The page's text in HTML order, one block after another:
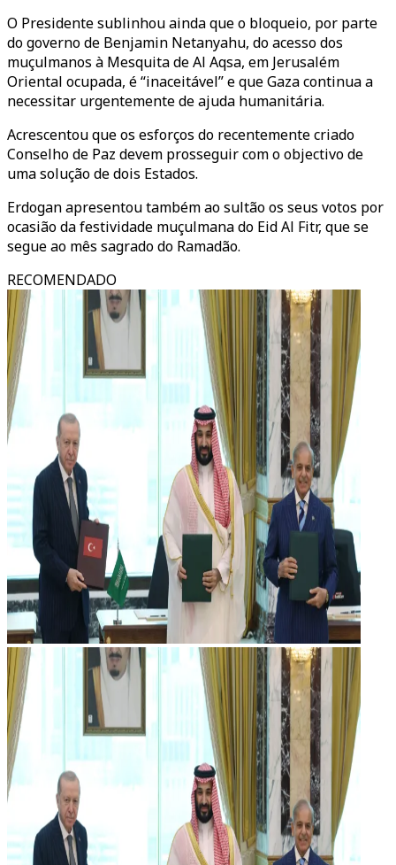
O Presidente sublinhou ainda que o bloqueio, por parte
do governo de Benjamin Netanyahu, do acesso dos
muçulmanos à Mesquita de Al Aqsa, em Jerusalém
Oriental ocupada, é “inaceitável” e que Gaza continua a
necessitar urgentemente de ajuda humanitária.
Acrescentou que os esforços do recentemente criado
Conselho de Paz devem prosseguir com o objectivo de
uma solução de dois Estados.
Erdogan apresentou também ao sultão os seus votos por
ocasião da festividade muçulmana do Eid Al Fitr, que se
segue ao mês sagrado do Ramadão.
RECOMENDADO